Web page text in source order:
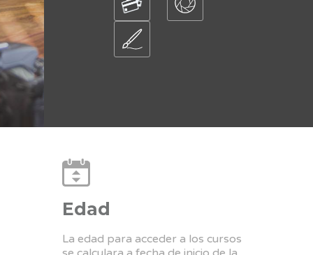
Edad
La edad para acceder a los cursos